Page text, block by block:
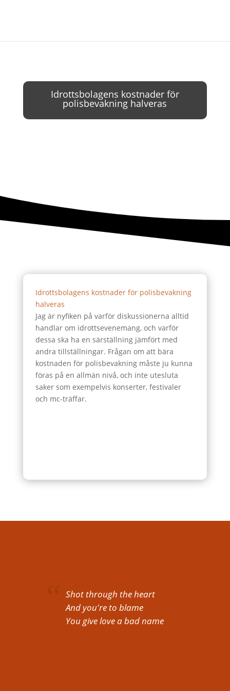
Idrottsbolagens kostnader för
polisbevakning halveras
Idrottsbolagens kostnader för polisbevakning
halveras
Jag är nyfiken på varför diskussionerna alltid
handlar om idrottsevenemang, och varför
dessa ska ha en särställning jämfört med
andra tillställningar. Frågan om att bära
kostnaden för polisbevakning måste ju kunna
föras på en allmän nivå, och inte utesluta
saker som exempelvis konserter, festivaler
och mc-träffar.
Shot through the heart
And you're to blame
You give love a bad name